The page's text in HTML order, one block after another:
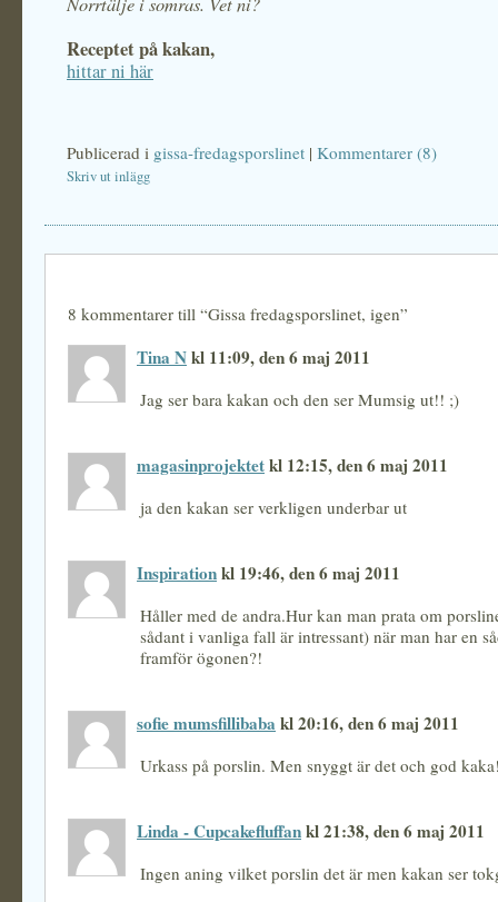
Receptet på kakan,
hittar ni här
Publicerad i gissa-fredagsporslinet | Kommentarer (8)
Skriv ut inlägg
8 kommentarer till “Gissa fredagsporslinet, igen”
Tina Nkl 11:09, den 6 maj 2011
Jag ser bara kakan och den ser Mumsig ut!! ;)
magasinprojektetkl 12:15, den 6 maj 2011
ja den kakan ser verkligen underbar ut
Inspirationkl 19:46, den 6 maj 2011
Håller med de andra.Hur kan man prata om
sådant i vanliga fall är intressant) när man har en
framför ögonen?!
sofie mumsfillibaba kl 20:16, den 6 maj 2011
Urkass på porslin. Men snyggt är det och god
Linda - Cupcakefluffankl 21:38, den 6 maj 2011
Ingen aning vilket porslin det är men kakan ser